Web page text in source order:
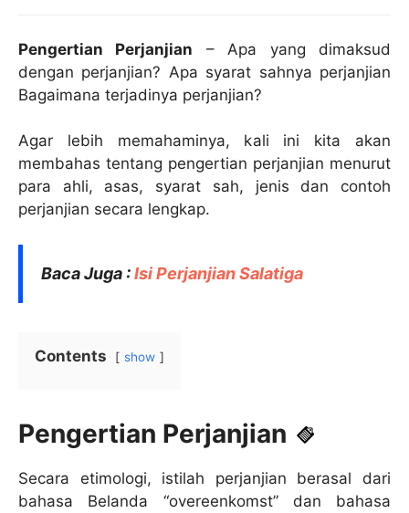
Pengertian Perjanjian – Apa yang dimaksud
dengan perjanjian? Apa syarat sahnya perjanjian
Bagaimana terjadinya perjanjian?
Agar lebih memahaminya, kali ini kita akan
membahas tentang pengertian perjanjian menurut
para ahli, asas, syarat sah, jenis dan contoh
perjanjian secara lengkap.
Baca Juga :Isi Perjanjian Salatiga
Contents show
Pengertian Perjanjian
Secara etimologi, istilah perjanjian berasal dari
bahasa Belanda “overeenkomst” dan bahasa